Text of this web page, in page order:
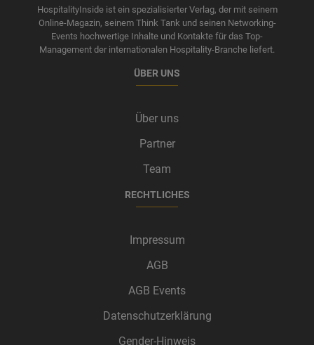
HospitalityInside ist ein spezialisierter Verlag, der mit seinem
Online-Magazin, seinem Think Tank und seinen Networking-
Events hochwertige Inhalte und Kontakte für das Top-
Management der internationalen Hospitality-Branche liefert.
ÜBER UNS
Über uns
Partner
Team
RECHTLICHES
Impressum
AGB
AGB Events
Datenschutzerklärung
Gender-Hinweis